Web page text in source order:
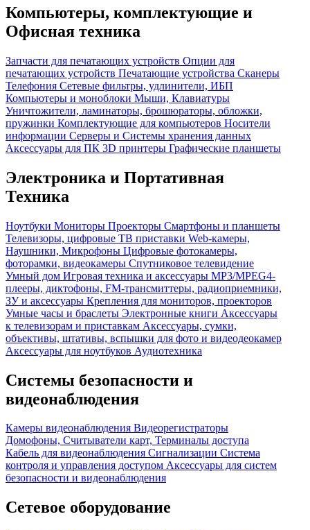
Компьютеры, комплектующие и
Офисная техника
Запчасти для печатающих устройств Опции для
печатающих устройств Печатающие устройства Сканеры
Телефония Сетевые фильтры, удлинители, ИБП
Компьютеры и моноблоки Мыши, Клавиатуры
Уничтожители, ламинаторы, брошюраторы, обложки,
пружинки Комплектующие для компьютеров Носители
информации Серверы и Системы хранения данных
Аксессуары для ПК 3D принтеры Графические планшеты
Электроника и Портативная
Техника
Ноутбуки Мониторы Проекторы Смартфоны и планшеты
Телевизоры, цифровые ТВ приставки Web-камеры,
Наушники, Микрофоны Цифровые фотокамеры,
фоторамки, видеокамеры Спутниковое телевидение
Умный дом Игровая техника и аксессуары MP3/MPEG4-
плееры, диктофоны, FM-трансмиттеры, радиоприемники,
ЗУ и аксессуары Крепления для мониторов, проекторов
Умные часы и браслеты Электронные книги Аксессуары
к телевизорам и приставкам Аксессуары, сумки,
объективы, штативы, вспышки для фото и видеодеокамер
Аксессуары для ноутбуков Аудиотехника
Системы безопасности и
видеонаблюдения
Камеры видеонаблюдения Видеорегистраторы
Домофоны, Считыватели карт, Терминалы доступа
Кабель для видеонаблюдения Сигнализации Система
контроля и управления доступом Аксессуары для систем
безопасности и видеонаблюдения
Сетевое оборудование